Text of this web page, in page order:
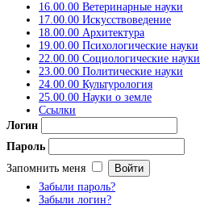
16.00.00 Ветеринарные науки
17.00.00 Искусствоведение
18.00.00 Архитектура
19.00.00 Психологические науки
22.00.00 Социологические науки
23.00.00 Политические науки
24.00.00 Культурология
25.00.00 Науки о земле
Ссылки
Логин
Пароль
Запомнить меня
Забыли пароль?
Забыли логин?